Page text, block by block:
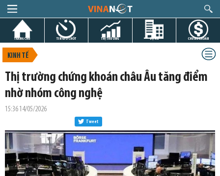
TRANG CHỦ TIN GIỜ CHÓT THỊ TRƯỜNG DỰ ÁN CHỨNG KHOÁN
KINH TẾ
Thị trường chứng khoán châu Âu tăng điểm
nhờ nhóm công nghệ
15:36 14/05/2026
Tweet